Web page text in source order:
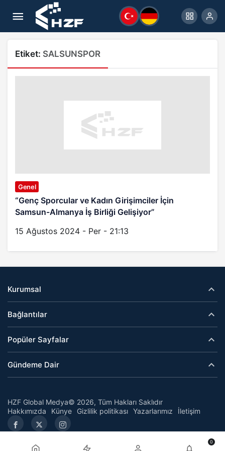
Etiket: SALSUNSPOR
Genel
“Genç Sporcular ve Kadın Girişimciler İçin
Samsun-Almanya İş Birliği Gelişiyor”
15 Ağustos 2024 - Per - 21:13
Kurumsal
Bağlantılar
Popüler Sayfalar
Gündeme Dair
HZF Global Medya© 2026, Tüm Hakları Saklıdır
Hakkımızda
Künye Gizlilik politikası Yazarlarımız İletişim
0